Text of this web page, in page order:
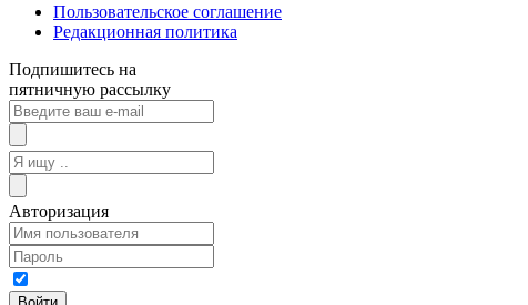
Пользовательское соглашение
Редакционная политика
Подпишитесь на
пятничную рассылку
Авторизация